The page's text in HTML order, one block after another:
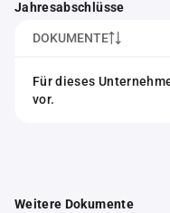
Jahresabschlüsse
DOKUMENTE
Für dieses
vor.
Weitere Dokumente